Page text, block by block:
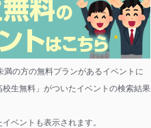
の方の無料プランがあるイベントに
校生無料」がついたイベントの検索結果
ベントも表示されます。